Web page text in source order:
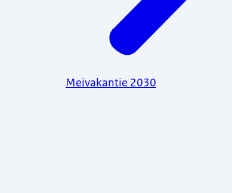
Meivakantie 2030